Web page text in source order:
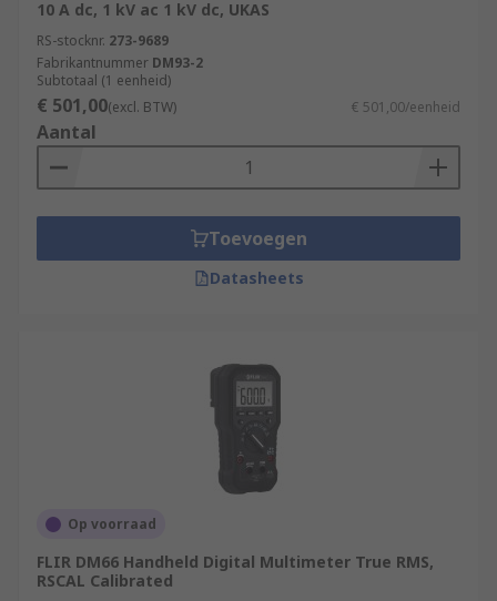
10 A dc, 1 kV ac 1 kV dc, UKAS
RS-stocknr. 273-9689
Fabrikantnummer DM93-2
Subtotaal (1 eenheid)
€ 501,00(excl. BTW) € 501,00/eenheid
Aantal
Toevoegen
Datasheets
Op voorraad
FLIR DM66 Handheld Digital Multimeter True RMS,
RSCAL Calibrated